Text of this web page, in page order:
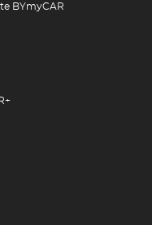
BYmyCAR